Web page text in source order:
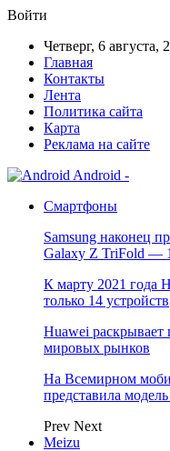
Войти
Четверг, 6 августа,
Главная
Контакты
Лента
Политика сайта
Карта
Реклама на сайте
Android -
Смартфоны
Samsung наконец
Galaxy Z TriFold —
К марту 2021 года
только 14 устройств
Huawei
мировых рынков
На Всемирном
представила
Prev Next
Meizu